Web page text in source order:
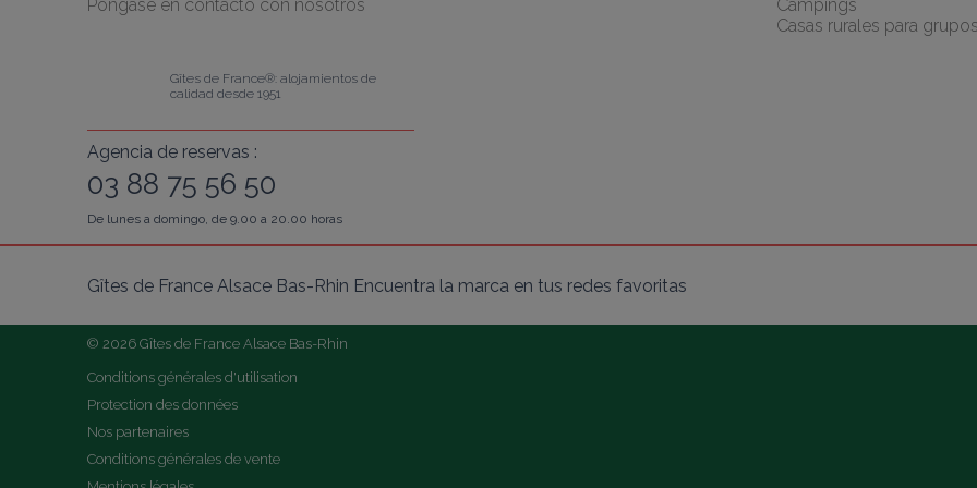
Póngase en contacto con nosotros
Campings
Casas rurales para
Gîtes de France®: alojamientos de
calidad desde 1951
Agencia de reservas :
03 88 75 56 50
De lunes a domingo, de 9.00 a 20.00 horas
Gîtes de France Alsace Bas-Rhin Encuentra la marca en tus redes favoritas
© 2026 Gîtes de France Alsace Bas-Rhin
Conditions générales d'utilisation
Protection des données
Nos partenaires
Conditions générales de vente